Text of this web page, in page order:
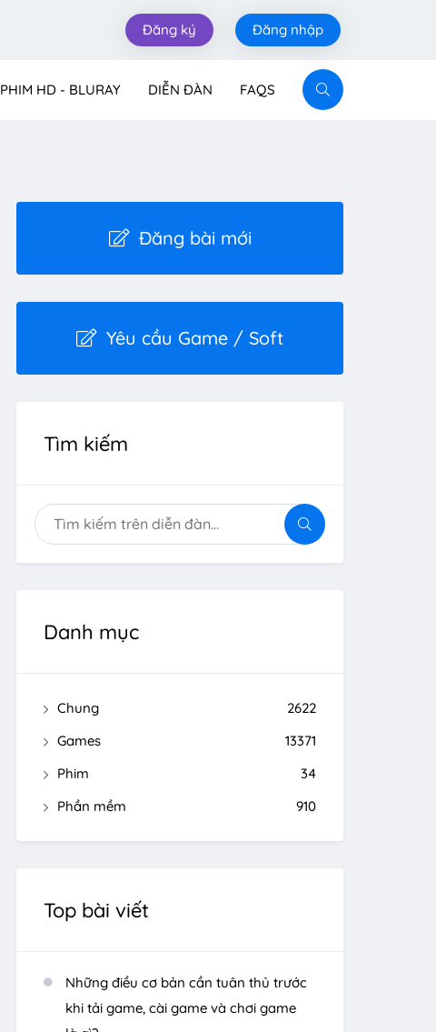
Đăng ký Đăng nhập
PHIM HD - BLURAY DIỄN ĐÀN FAQS
Đăng bài mới
Yêu cầu Game / Soft
Tìm kiếm
Danh mục
Chung
2622
Games
13371
Phim
34
Phần mềm
910
Top bài viết
Những điều cơ bản cần tuân thủ trước
khi tải game, cài game và chơi game